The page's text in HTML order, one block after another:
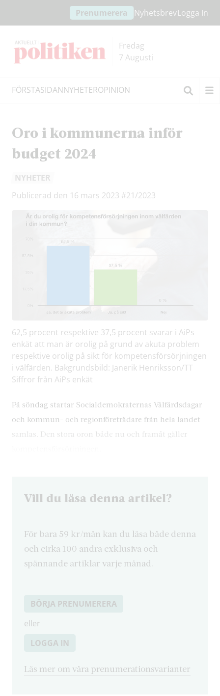
innehållet
headern
Prenumerera NyhetsbrevLogga In
Fredag
7 Augusti
FÖRSTASIDANNYHETEROPINION
Oro i kommunerna inför
budget 2024
NYHETER
Publicerad den 16 mars 2023 #21/2023
62,5 procent respektive 37,5 procent svarar i AiPs
enkät att man är orolig på grund av akuta problem
respektive orolig på sikt för kompetensförsörjningen
i välfärden. Bakgrundsbild: Janerik Henriksson/TT
Siffror från AiPs enkät
På söndag startar Socialdemokraternas Välfärdsdagar
och kommun- och regionföreträdare från hela landet
samlas. Den stora oron både nu och framåt gäller
Vill du läsa denna artikel?
För bara 59 kr/mån kan du läsa både denna
och cirka 100 andra exklusiva och
spännande artiklar varje månad.
BÖRJA PRENUMERERA
eller
LOGGA IN
Läs mer om våra prenumerationsvarianter